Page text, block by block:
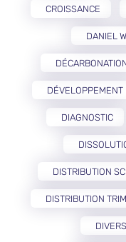
CROISSANCE
DANIEL
DÉVELOPPEMENT
DIAGNOSTIC
DISTRIBUTION
DISTRIBUTION